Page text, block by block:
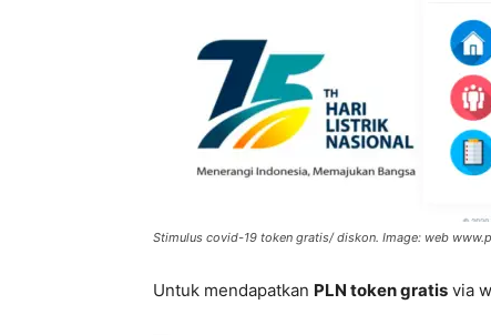
Stimulus covid-19 token gratis/ diskon. Image: web
Untuk mendapatkan PLN token gratis via